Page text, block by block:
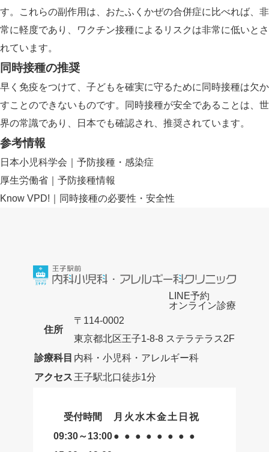
す。これらの副作用は、おたふくかぜの合併症に比べれば、非
常に軽度であり、ワクチン接種によるリスクは非常に低いとさ
れています。
同時接種の推奨
早く免疫をつけて、子どもを確実に守るために同時接種は欠か
すことのできないものです。同時接種が安全であることは、世
界の常識であり、日本でも確認され、推奨されています。
参考情報
日本小児科学会｜予防接種・感染症
厚生労働省｜予防接種情報
Know VPD!｜同時接種の必要性・安全性
LINE予約
オンライン診療
住所
〒114-0002
東京都北区王子1-8-8 ステラテラス2F
診療科目 内科・小児科・アレルギー科
アクセス 王子駅北口徒歩1分
受付時間 月 火 水木金土 日 祝
09:30～13:00● ● ● ● ● ● ● ●